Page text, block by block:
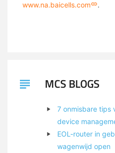
www.na.baicells.com
.
MCS BLOGS
7 onmisbare tips
device
EOL-router in
wagenwijd open